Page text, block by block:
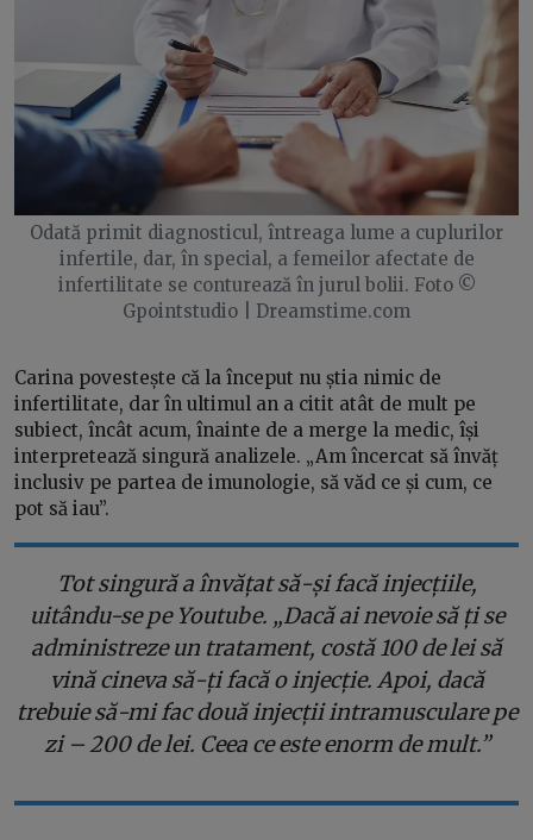
Odată primit diagnosticul, întreaga lume a cuplurilor
infertile, dar, în special, a femeilor afectate de
infertilitate se conturează în jurul bolii. Foto ©
Gpointstudio | Dreamstime.com
Carina povestește că la început nu știa nimic de
infertilitate, dar în ultimul an a citit atât de mult pe
subiect, încât acum, înainte de a merge la medic, își
interpretează singură analizele. „Am încercat să învăț
inclusiv pe partea de imunologie, să văd ce și cum, ce
pot să iau”.
Tot singură a învățat să-și facă injecțiile,
uitându-se pe Youtube. „Dacă ai nevoie să ți se
administreze un tratament, costă 100 de lei să
vină cineva să-ți facă o injecție. Apoi, dacă
trebuie să-mi fac două injecții intramusculare pe
zi – 200 de lei. Ceea ce este enorm de mult.”